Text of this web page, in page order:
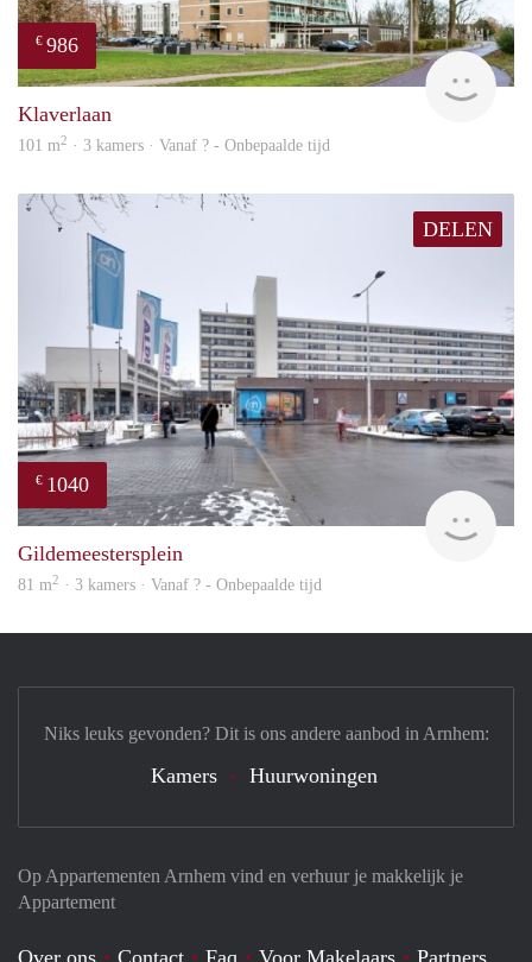
€ 986
Klaverlaan
101 m2 · 3 kamers · Vanaf ? - Onbepaalde tijd
DELEN
€ 1040
Gildemeestersplein
81 m2 · 3 kamers · Vanaf ? - Onbepaalde tijd
Op Appartementen Arnhem vind en verhuur je makkelijk je
Appartement
Over ons Contact Faq Voor Makelaars Partners
Niks leuks gevonden? Dit is ons andere aanbod in Arnhem:
Kamers Huurwoningen